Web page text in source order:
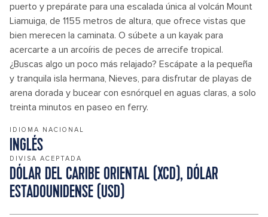
puerto y prepárate para una escalada única al volcán Mount
Liamuiga, de 1155 metros de altura, que ofrece vistas que
bien merecen la caminata. O súbete a un kayak para
acercarte a un arcoíris de peces de arrecife tropical.
¿Buscas algo un poco más relajado? Escápate a la pequeña
y tranquila isla hermana, Nieves, para disfrutar de playas de
arena dorada y bucear con esnórquel en aguas claras, a solo
treinta minutos en paseo en ferry.
IDIOMA NACIONAL
INGLÉS
DIVISA ACEPTADA
DÓLAR DEL CARIBE ORIENTAL (XCD), DÓLAR
ESTADOUNIDENSE (USD)